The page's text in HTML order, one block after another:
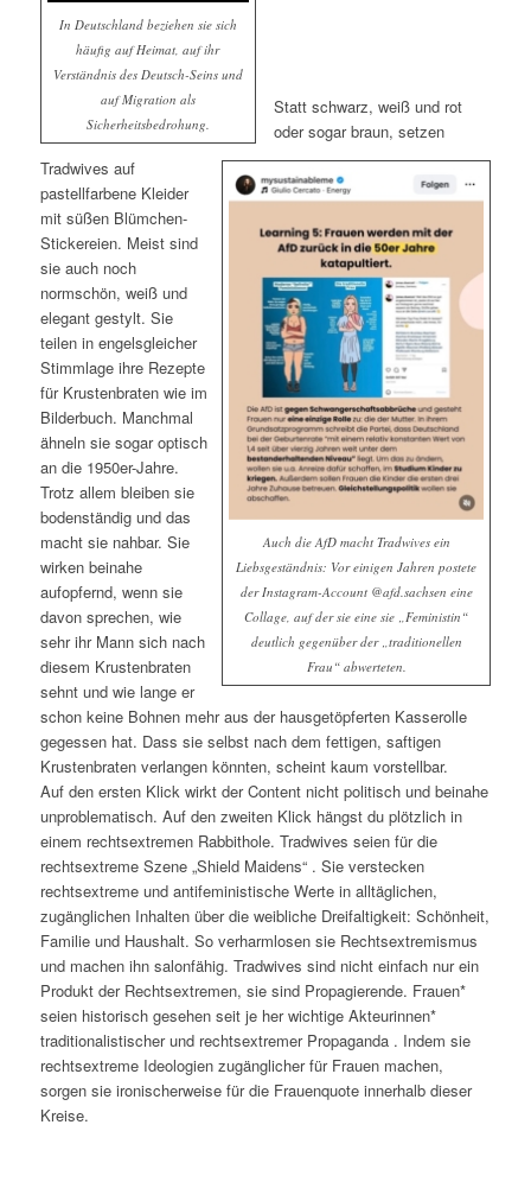
In Deutschland beziehen sie sich
häufig auf Heimat, auf ihr
Verständnis des Deutsch-Seins und
auf Migration als
Sicherheitsbedrohung.
Auch die AfD macht Tradwives ein
Liebsgeständnis: Vor einigen Jahren postete
der Instagram-Account @afd.sachsen eine
Collage, auf der sie eine sie „Feministin“
deutlich gegenüber der „traditionellen
Frau“ abwerteten.
Statt schwarz, weiß und rot
oder sogar braun, setzen
Tradwives auf
pastellfarbene Kleider
mit süßen Blümchen-
Stickereien. Meist sind
sie auch noch
normschön, weiß und
elegant gestylt. Sie
teilen in engelsgleicher
Stimmlage ihre Rezepte
für Krustenbraten wie im
Bilderbuch. Manchmal
ähneln sie sogar optisch
an die 1950er-Jahre.
Trotz allem bleiben sie
bodenständig und das
macht sie nahbar. Sie
wirken beinahe
aufopfernd, wenn sie
davon sprechen, wie
sehr ihr Mann sich nach
diesem Krustenbraten
sehnt und wie lange er
schon keine Bohnen mehr aus der hausgetöpferten Kasserolle
gegessen hat. Dass sie selbst nach dem fettigen, saftigen
Krustenbraten verlangen könnten, scheint kaum vorstellbar.
Auf den ersten Klick wirkt der Content nicht politisch und beinahe
unproblematisch. Auf den zweiten Klick hängst du plötzlich in
einem rechtsextremen Rabbithole. Tradwives seien für die
rechtsextreme Szene „Shield Maidens“ . Sie verstecken
rechtsextreme und antifeministische Werte in alltäglichen,
zugänglichen Inhalten über die weibliche Dreifaltigkeit: Schönheit,
Familie und Haushalt. So verharmlosen sie Rechtsextremismus
und machen ihn salonfähig. Tradwives sind nicht einfach nur ein
Produkt der Rechtsextremen, sie sind Propagierende. Frauen*
seien historisch gesehen seit je her wichtige Akteurinnen*
traditionalistischer und rechtsextremer Propaganda . Indem sie
rechtsextreme Ideologien zugänglicher für Frauen machen,
sorgen sie ironischerweise für die Frauenquote innerhalb dieser
Kreise.